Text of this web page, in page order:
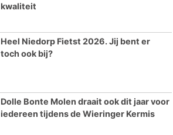
kwaliteit
Heel Niedorp Fietst 2026. Jij bent er
toch ook bij?
Dolle Bonte Molen draait ook dit jaar voor
iedereen tijdens de Wieringer Kermis